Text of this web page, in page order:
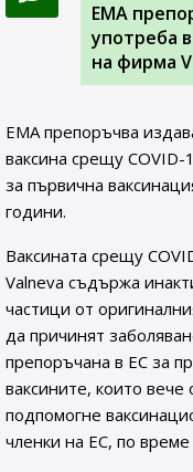
EMA
употреба
на фирма
EMA препоръчва
ваксина срещу COVID-
за първична
години.
Ваксината срещу
Valneva съдържа
частици от
да причинят
препоръчана в ЕС за
ваксините, които
подпомогне
членки на ЕС, по